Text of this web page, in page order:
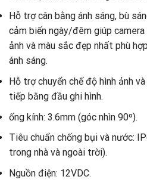
Hỗ trợ cân bằng ánh sáng, bù
cảm biến ngày/đêm giúp
ảnh và màu sắc đẹp nhất phù
ánh sáng.
Hỗ trợ chuyển chế độ hình ảnh
tiếp bằng đầu ghi hình.
ống kính: 3.6mm (góc nhìn 90º).
Tiêu chuẩn chống bụi và nước:
trong nhà và ngoài trời).
Nguồn điện: 12VDC.